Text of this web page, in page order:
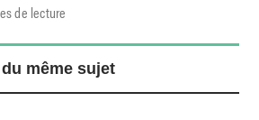
de lecture
même sujet